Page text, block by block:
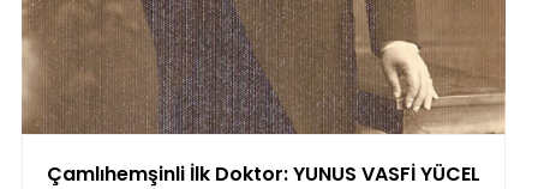
Çamlıhemşinli İlk Doktor: YUNUS VASFİ YÜCEL